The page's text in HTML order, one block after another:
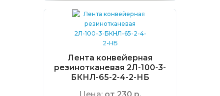
Лента конвейерная
резинотканевая 2Л-100-3-
БКНЛ-65-2-4-2-НБ